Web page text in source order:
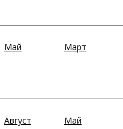
Май Март
Август Май